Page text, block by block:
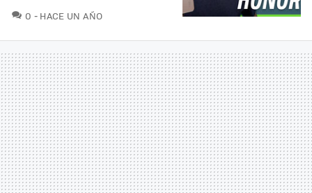
0 COMENTARIOS
HACE UN AÑO